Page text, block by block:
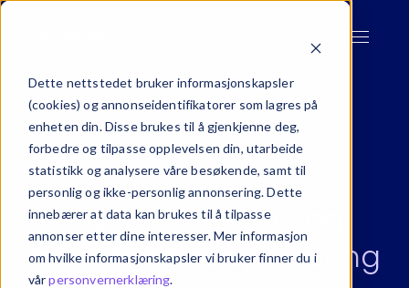
Dette nettstedet bruker informasjonskapsler
(cookies) og annonseidentifikatorer som lagres på
enheten din. Disse brukes til å gjenkjenne deg,
forbedre og tilpasse opplevelsen din, utarbeide
statistikk og analysere våre besøkende, samt til
personlig og ikke-personlig annonsering. Dette
innebærer at data kan brukes til å tilpasse
annonser etter dine interesser. Mer informasjon
om hvilke informasjonskapsler vi bruker finner du i
vårpersonvernerklæring.
CSRD, ESG, GHG og
bærekraftsrapportering